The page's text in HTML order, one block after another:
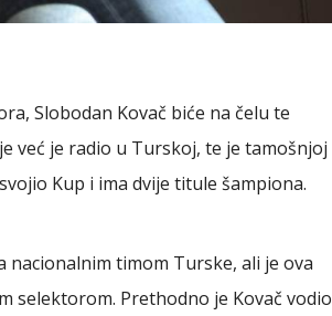
Slobodan Kovač biće na čelu te
već je radio u Turskoj, te je tamošnjoj
Kup i ima dvije titule šampiona.
nacionalnim timom Turske, ali je ova
selektorom. Prethodno je Kovač vodio